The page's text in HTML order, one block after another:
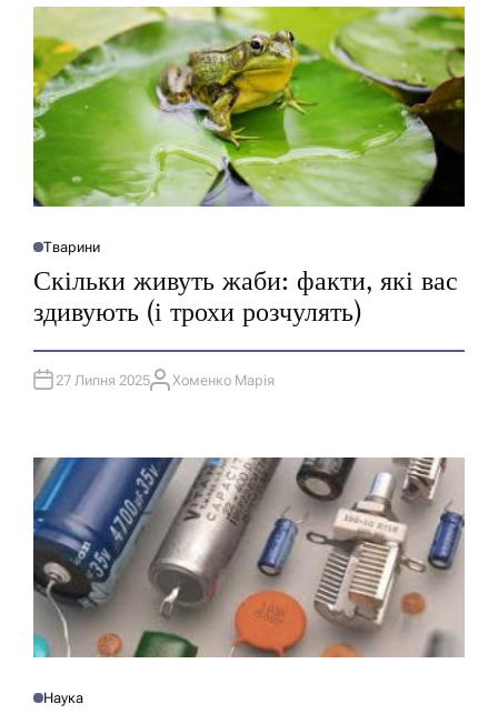
О
У
Л
І
У
В
А
Тварини
Скільки живуть жаби: факти, які вас
здивують (і трохи розчулять)
27 Липня 2025А
Хоменко Марія
ОНаука